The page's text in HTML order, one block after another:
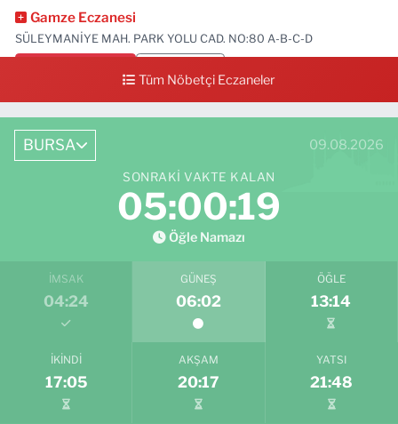
Gamze Eczanesi
SÜLEYMANİYE MAH. PARK YOLU CAD. NO:80 A-B-C-D
Tüm Nöbetçi Eczaneler
BURSA 09.08.2026
SONRAKI VAKTE KALAN
05:00:17
Öğle Namazı
İMSAK
04:24
GÜNEŞ
06:02
ÖĞLE
13:14
İKINDI
17:05
AKŞAM
20:17
YATSI
21:48